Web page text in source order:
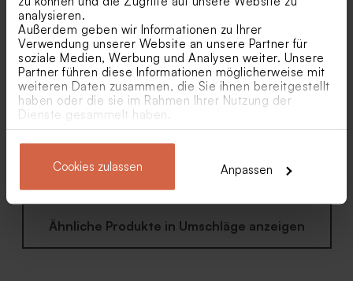
analysieren.
Außerdem geben wir Informationen zu Ihrer
Verwendung unserer Website an unsere Partner für
soziale Medien, Werbung und Analysen weiter. Unsere
Partner führen diese Informationen möglicherweise mit
weiteren Daten zusammen, die Sie ihnen bereitgestellt
haben oder die sie im Rahmen Ihrer Nutzung der
Dienste gesammelt haben.
Cookies zulassen Anpassen
Umschlag Gold Rosa Umschlag
Ähnliche Produkte in Umschläge anzeigen